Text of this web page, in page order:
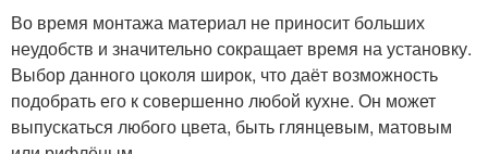
Во время монтажа материал не приносит больших
неудобств и значительно сокращает время на установку.
Выбор данного цоколя широк, что даёт возможность
подобрать его к совершенно любой кухне. Он может
выпускаться любого цвета, быть глянцевым, матовым